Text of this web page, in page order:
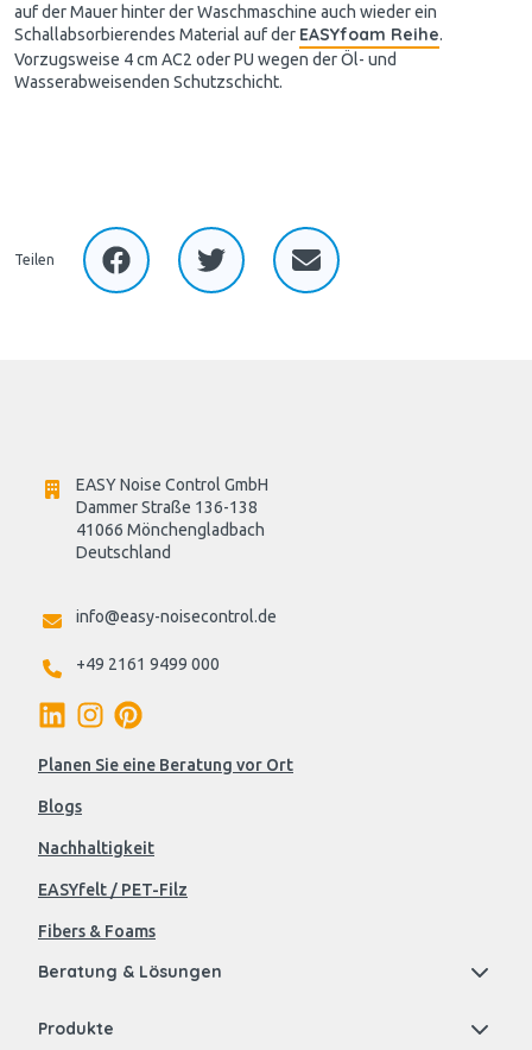
auf der Mauer hinter der Waschmaschine auch wieder ein
Schallabsorbierendes Material auf der EASYfoam Reihe.
Vorzugsweise 4 cm AC2 oder PU wegen der Öl- und
Wasserabweisenden Schutzschicht.
Teilen
EASY Noise Control GmbH
Dammer Straße 136-138
41066 Mönchengladbach
Deutschland
info@easy-noisecontrol.de
+49 2161 9499 000
Planen Sie eine Beratung vor Ort
Blogs
Nachhaltigkeit
EASYfelt / PET-Filz
Fibers & Foams
Beratung & Lösungen
Produkte